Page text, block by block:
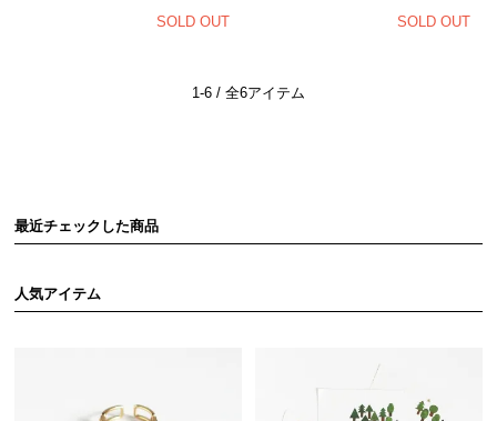
SOLD OUT SOLD OUT
1-6 / 全6アイテム
最近チェックした商品
人気アイテム